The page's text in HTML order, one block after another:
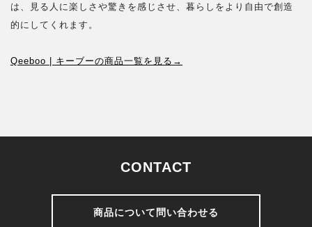
は、見る人に楽しさや驚きを感じさせ、暮らしをより自由で創造
的にしてくれます。
Qeeboo | キーブーの商品一覧を見る→
CONTACT
商品について問い合わせる